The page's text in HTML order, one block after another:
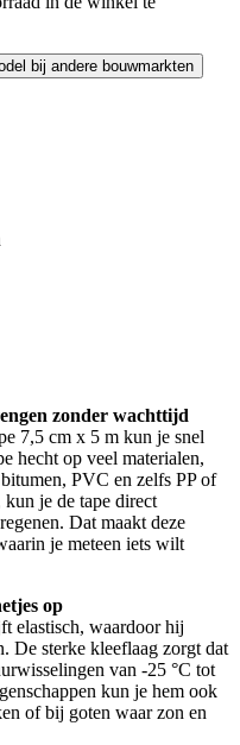
bij andere bouwmarkten
zonder wachttijd
7,5 cm x 5 m kun je snel
hecht op veel materialen,
PVC en zelfs PP of
je de tape direct
Dat maakt deze
je meteen iets wilt
op
elastisch, waardoor hij
De sterke kleeflaag zorgt dat
van -25 °C tot
kun je hem ook
of bij goten waar zon en